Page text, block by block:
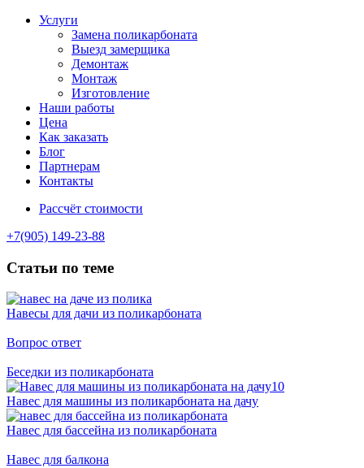
Услуги
Замена поликарбоната
Выезд замерщика
Демонтаж
Монтаж
Изготовление
Наши работы
Цена
Как заказать
Блог
Партнерам
Контакты
Рассчёт стоимости
+7(905) 149-23-88
Статьи по теме
Навесы для дачи из поликарбоната
Вопрос ответ
Беседки из поликарбоната
Навес для машины из поликарбоната на дачу
Навес для бассейна из поликарбоната
Навес для балкона